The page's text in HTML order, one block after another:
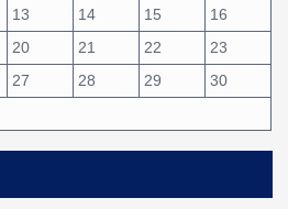
13 14 15
16
20 21 22
23
27 28 29
30